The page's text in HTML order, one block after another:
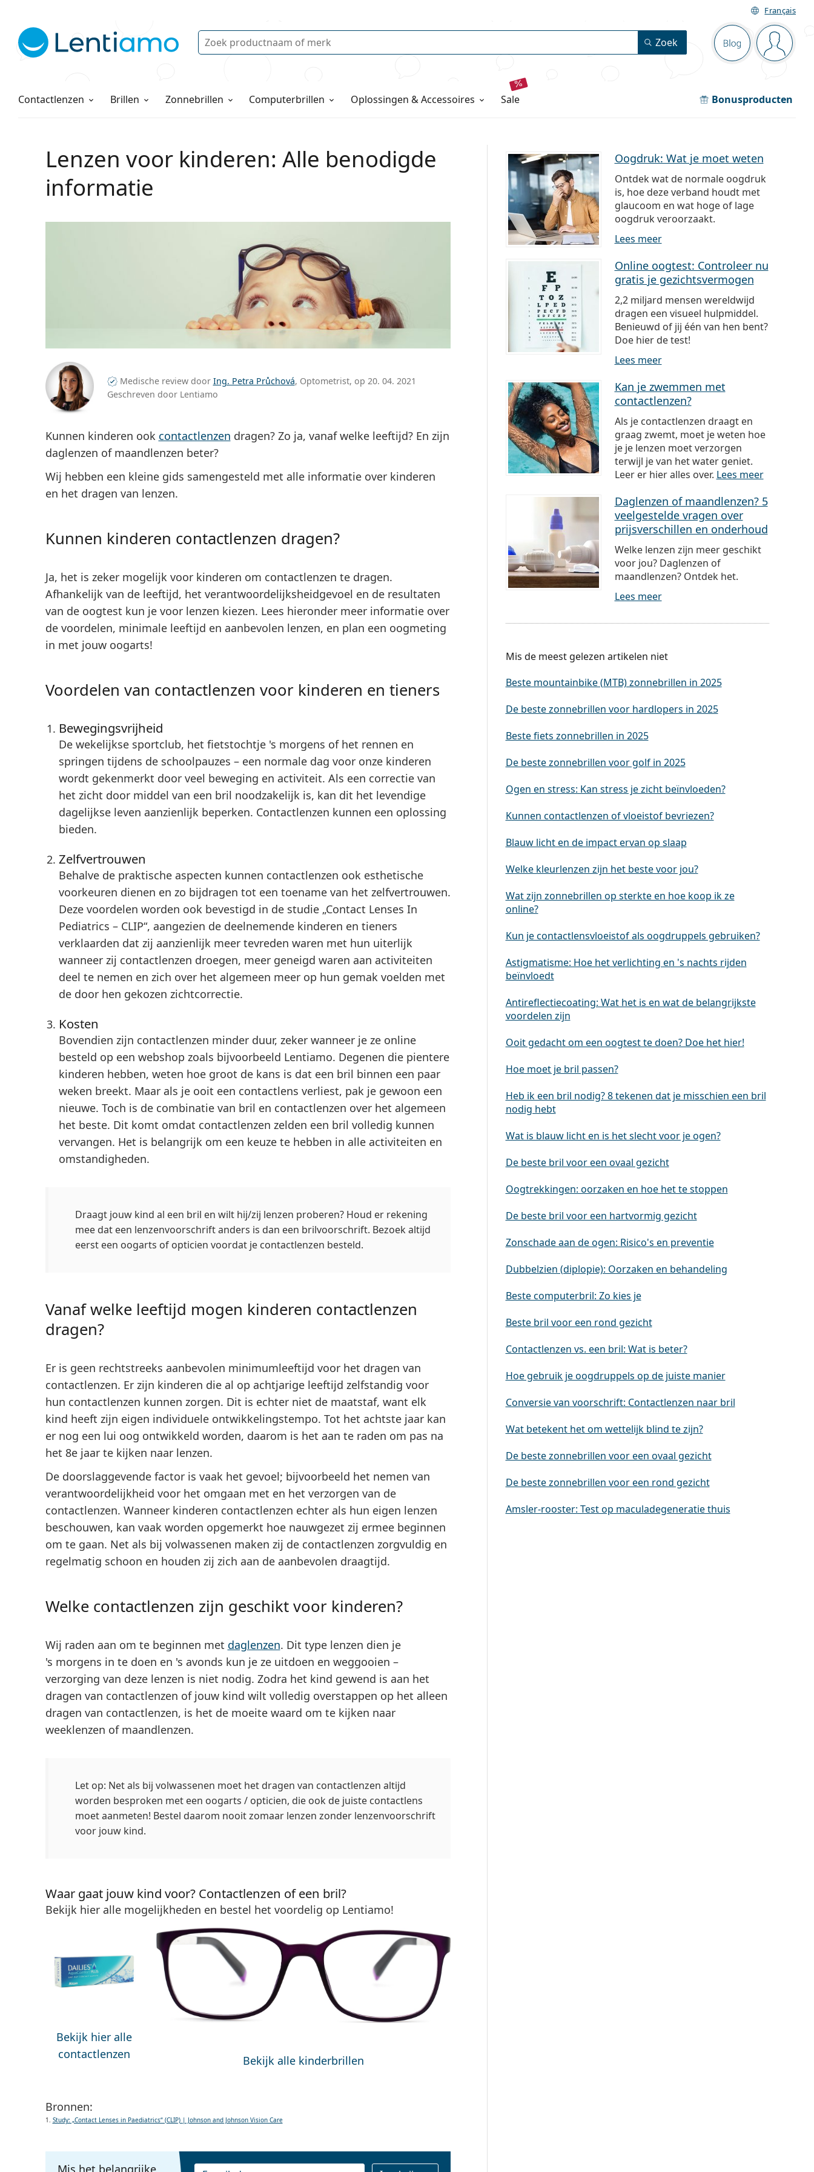
Français
Navigatie
Blog Je bent
Zoek Zoek
Contactlenzen
Lenzenvloeistoffen Brillen Zonnebrillen Computerbrillen Oplossingen & Accessoires sale Bonusproducten
Hoe bestellen
Lenzen voor kinderen: Alle benodigde
informatie
Medische review door Ing. Petra Průchová, Optometrist, op 20. 04. 2021
Geschreven door Lentiamo
Kunnen kinderen ook contactlenzen dragen? Zo ja, vanaf welke leeftijd? En zijn
daglenzen of maandlenzen beter?
Wij hebben een kleine gids samengesteld met alle informatie over kinderen
en het dragen van lenzen.
Kunnen kinderen contactlenzen dragen?
Ja, het is zeker mogelijk voor kinderen om contactlenzen te dragen.
Afhankelijk van de leeftijd, het verantwoordelijksheidgevoel en de resultaten
van de oogtest kun je voor lenzen kiezen. Lees hieronder meer informatie over
de voordelen, minimale leeftijd en aanbevolen lenzen, en plan een oogmeting
in met jouw oogarts!
Voordelen van contactlenzen voor kinderen en tieners
Bewegingsvrijheid
De wekelijkse sportclub, het fietstochtje 's morgens of het rennen en
springen tijdens de schoolpauzes – een normale dag voor onze kinderen
wordt gekenmerkt door veel beweging en activiteit. Als een correctie van
het zicht door middel van een bril noodzakelijk is, kan dit het levendige
dagelijkse leven aanzienlijk beperken. Contactlenzen kunnen een oplossing
bieden.
Zelfvertrouwen
Behalve de praktische aspecten kunnen contactlenzen ook esthetische
voorkeuren dienen en zo bijdragen tot een toename van het zelfvertrouwen.
Deze voordelen worden ook bevestigd in de studie „Contact Lenses In
Pediatrics – CLIP“, aangezien de deelnemende kinderen en tieners
verklaarden dat zij aanzienlijk meer tevreden waren met hun uiterlijk
wanneer zij contactlenzen droegen, meer geneigd waren aan activiteiten
deel te nemen en zich over het algemeen meer op hun gemak voelden met
de door hen gekozen zichtcorrectie.
Kosten
Bovendien zijn contactlenzen minder duur, zeker wanneer je ze online
besteld op een webshop zoals bijvoorbeeld Lentiamo. Degenen die pientere
kinderen hebben, weten hoe groot de kans is dat een bril binnen een paar
weken breekt. Maar als je ooit een contactlens verliest, pak je gewoon een
nieuwe. Toch is de combinatie van bril en contactlenzen over het algemeen
het beste. Dit komt omdat contactlenzen zelden een bril volledig kunnen
vervangen. Het is belangrijk om een keuze te hebben in alle activiteiten en
omstandigheden.
Draagt jouw kind al een bril en wilt hij/zij lenzen proberen? Houd er rekening
mee dat een lenzenvoorschrift anders is dan een brilvoorschrift. Bezoek altijd
eerst een oogarts of opticien voordat je contactlenzen besteld.
Vanaf welke leeftijd mogen kinderen contactlenzen
dragen?
Er is geen rechtstreeks aanbevolen minimumleeftijd voor het dragen van
contactlenzen. Er zijn kinderen die al op achtjarige leeftijd zelfstandig voor
hun contactlenzen kunnen zorgen. Dit is echter niet de maatstaf, want elk
kind heeft zijn eigen individuele ontwikkelingstempo. Tot het achtste jaar kan
er nog een lui oog ontwikkeld worden, daarom is het aan te raden om pas na
het 8e jaar te kijken naar lenzen.
De doorslaggevende factor is vaak het gevoel; bijvoorbeeld het nemen van
verantwoordelijkheid voor het omgaan met en het verzorgen van de
contactlenzen. Wanneer kinderen contactlenzen echter als hun eigen lenzen
beschouwen, kan vaak worden opgemerkt hoe nauwgezet zij ermee beginnen
om te gaan. Net als bij volwassenen maken zij de contactlenzen zorgvuldig en
regelmatig schoon en houden zij zich aan de aanbevolen draagtijd.
Welke contactlenzen zijn geschikt voor kinderen?
Wij raden aan om te beginnen met daglenzen. Dit type lenzen dien je
's morgens in te doen en 's avonds kun je ze uitdoen en weggooien –
verzorging van deze lenzen is niet nodig. Zodra het kind gewend is aan het
dragen van contactlenzen of jouw kind wilt volledig overstappen op het alleen
dragen van contactlenzen, is het de moeite waard om te kijken naar
weeklenzen of maandlenzen.
Let op: Net als bij volwassenen moet het dragen van contactlenzen altijd
worden besproken met een oogarts / opticien, die ook de juiste contactlens
moet aanmeten! Bestel daarom nooit zomaar lenzen zonder lenzenvoorschrift
voor jouw kind.
Waar gaat jouw kind voor? Contactlenzen of een bril?
Bekijk hier alle mogelijkheden en bestel het voordelig op Lentiamo!
Bekijk hier alle
contactlenzen
Bekijk alle kinderbrillen
Bronnen:
1. Study: „Contact Lenses in Paediatrics“ (CLIP) | Johnson and Johnson Vision Care
Mis het belangrijke
Oogdruk: Wat je moet weten
Ontdek wat de normale oogdruk
is, hoe deze verband houdt met
glaucoom en wat hoge of lage
oogdruk veroorzaakt.
Lees meer
Online oogtest: Controleer nu
gratis je gezichtsvermogen
2,2 miljard mensen wereldwijd
dragen een visueel hulpmiddel.
Benieuwd of jij één van hen bent?
Doe hier de test!
Lees meer
Kan je zwemmen met
contactlenzen?
Als je contactlenzen draagt en
graag zwemt, moet je weten hoe
je je lenzen moet verzorgen
terwijl je van het water geniet.
Leer er hier alles over. Lees meer
Daglenzen of maandlenzen? 5
veelgestelde vragen over
prijsverschillen en onderhoud
Welke lenzen zijn meer geschikt
voor jou? Daglenzen of
maandlenzen? Ontdek het.
Lees meer
Mis de meest gelezen artikelen niet
Beste mountainbike (MTB) zonnebrillen in 2025
De beste zonnebrillen voor hardlopers in 2025
Beste fiets zonnebrillen in 2025
De beste zonnebrillen voor golf in 2025
Ogen en stress: Kan stress je zicht beïnvloeden?
Kunnen contactlenzen of vloeistof bevriezen?
Blauw licht en de impact ervan op slaap
Welke kleurlenzen zijn het beste voor jou?
Wat zijn zonnebrillen op sterkte en hoe koop ik ze
online?
Kun je contactlensvloeistof als oogdruppels gebruiken?
Astigmatisme: Hoe het verlichting en 's nachts rijden
beïnvloedt
Antireflectiecoating: Wat het is en wat de belangrijkste
voordelen zijn
Ooit gedacht om een oogtest te doen? Doe het hier!
Hoe moet je bril passen?
Heb ik een bril nodig? 8 tekenen dat je misschien een bril
nodig hebt
Wat is blauw licht en is het slecht voor je ogen?
De beste bril voor een ovaal gezicht
Oogtrekkingen: oorzaken en hoe het te stoppen
De beste bril voor een hartvormig gezicht
Zonschade aan de ogen: Risico's en preventie
Dubbelzien (diplopie): Oorzaken en behandeling
Beste computerbril: Zo kies je
Beste bril voor een rond gezicht
Contactlenzen vs. een bril: Wat is beter?
Hoe gebruik je oogdruppels op de juiste manier
Conversie van voorschrift: Contactlenzen naar bril
Wat betekent het om wettelijk blind te zijn?
De beste zonnebrillen voor een ovaal gezicht
De beste zonnebrillen voor een rond gezicht
Amsler-rooster: Test op maculadegeneratie thuis